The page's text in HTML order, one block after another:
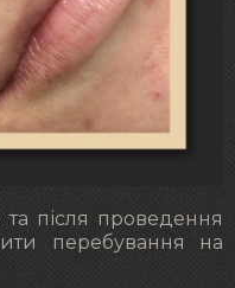
та після проведення
перебування на